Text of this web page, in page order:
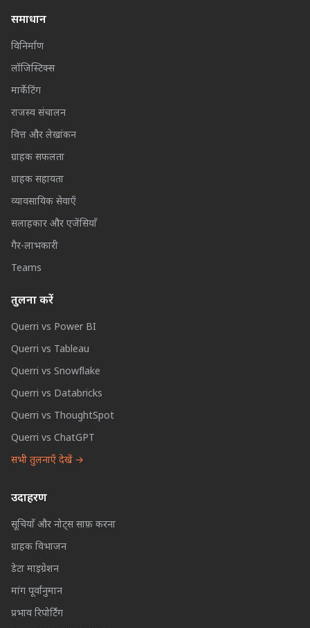
समाधान
विनिर्माण
लॉजिस्टिक्स
मार्केटिंग
राजस्व संचालन
वित्त और लेखांकन
ग्राहक सफलता
ग्राहक सहायता
व्यावसायिक सेवाएँ
सलाहकार और एजेंसियाँ
गैर-लाभकारी
Teams
तुलना करें
Querri vs Power BI
Querri vs Tableau
Querri vs Snowflake
Querri vs Databricks
Querri vs ThoughtSpot
Querri vs ChatGPT
सभी तुलनाएँ देखें →
उदाहरण
सूचियाँ और नोट्स साफ़ करना
ग्राहक विभाजन
डेटा माइग्रेशन
मांग पूर्वानुमान
प्रभाव रिपोर्टिंग